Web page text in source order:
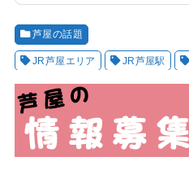
芦屋の話題
JR芦屋エリア JR芦屋駅